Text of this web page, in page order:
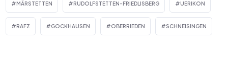
MÄRSTETTEN RUDOLFSTETTEN-FRIEDLISBERG UERIKON
RAFZ GOCKHAUSEN OBERRIEDEN SCHNEISINGEN